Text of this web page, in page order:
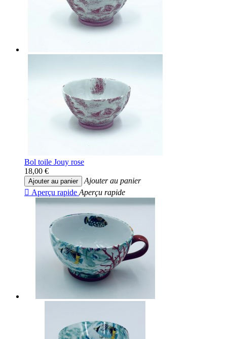
Bol toile Jouy rose
18,00 €
Ajouter au panier
Ajouter au panier
 Aperçu rapide Aperçu rapide